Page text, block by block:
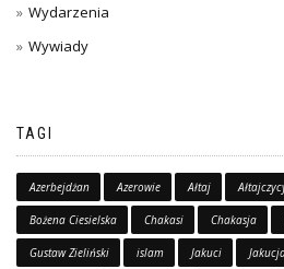
Wydarzenia
Wywiady
TAGI
Azerbejdżan Azerowie Ałtaj
Bożena Ciesielska Chakasi Chakasja
Gustaw Zieliński islam Jakuci